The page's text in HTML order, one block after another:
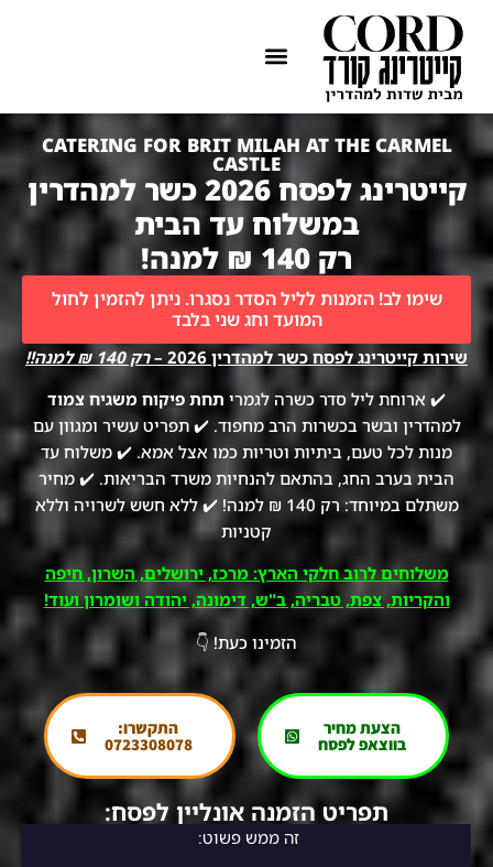
CATERING FOR BRIT MILAH AT THE CARMEL
CASTLE
קייטרינג לפסח 2026 כשר למהדרין
במשלוח עד הבית
רק 140 ₪ למנה!
שימו לב! הזמנות לליל הסדר נסגרו. ניתן להזמין לחול
המועד וחג שני בלבד
שירות קייטרינג לפסח כשר למהדרין 2026 –
רק 140 ₪ למנה!!
✔️ ארוחת ליל סדר כשרה לגמרי תחת פיקוח משגיח צמוד
למהדרין ובשר בכשרות הרב מחפוד. ✔️ תפריט עשיר ומגוון עם
מנות לכל טעם, ביתיות וטריות כמו אצל אמא. ✔️ משלוח עד
הבית בערב החג, בהתאם להנחיות משרד הבריאות. ✔️ מחיר
משתלם במיוחד: רק 140 ₪ למנה! ✔️ ללא חשש לשרויה וללא
קטניות
משלוחים לרוב חלקי הארץ: מרכז, ירושלים, השרון, חיפה
והקריות, צפת, טבריה, ב"ש, דימונה, יהודה ושומרון ועוד!
הזמינו כעת! 👇
הצעת מחיר
בווצאפ לפסח
התקשרו:
0723308078
תפריט הזמנה אונליין לפסח:
זה ממש פשוט: